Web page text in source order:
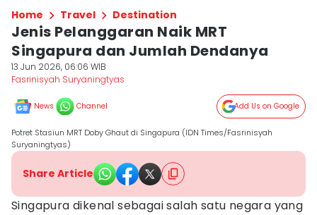
Home Travel Destination
Jenis Pelanggaran Naik MRT
Singapura dan Jumlah Dendanya
13 Jun 2026, 06:06 WIB
Fasrinisyah Suryaningtyas
News Channel Add Us on Google
Potret Stasiun MRT Doby Ghaut di Singapura (IDN Times/Fasrinisyah
Suryaningtyas)
Share Article
Singapura dikenal sebagai salah satu negara yang